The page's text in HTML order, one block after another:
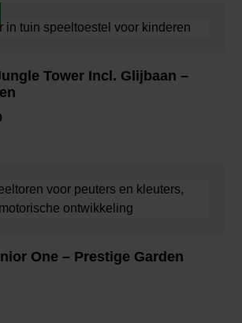
Tower Incl. Glijbaan –
One – Prestige Garden